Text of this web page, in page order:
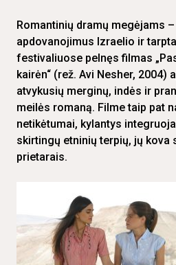
Romantinių dramų megėjams
apdovanojimus Izraelio ir
festivaliuose pelnęs filmas
kairėn“ (rež. Avi Nesher, 2004)
atvykusių merginų, indės ir
meilės romaną. Filme taip pat
netikėtumai, kylantys
skirtingų etninių terpių, jų kova
prietarais.